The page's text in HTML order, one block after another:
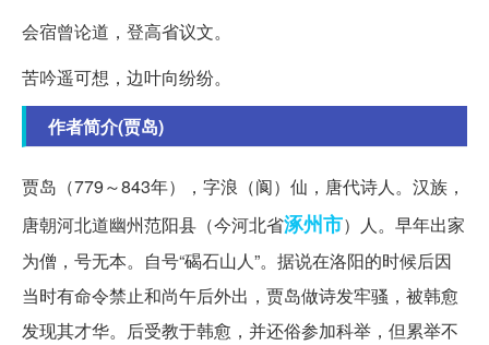
会宿曾论道，登高省议文。
苦吟遥可想，边叶向纷纷。
作者简介(贾岛)
贾岛（779～843年），字浪（阆）仙，唐代诗人。汉族，
唐朝河北道幽州范阳县（今河北省涿州市）人。早年出家
为僧，号无本。自号“碣石山人”。据说在洛阳的时候后因
当时有命令禁止和尚午后外出，贾岛做诗发牢骚，被韩愈
发现其才华。后受教于韩愈，并还俗参加科举，但累举不